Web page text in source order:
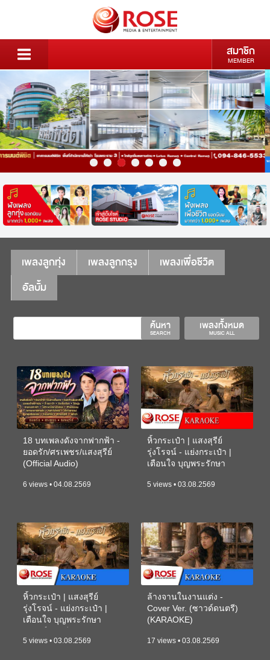
สมาชิก
MEMBER
เพลงลูกทุ่ง เพลงลูกกรุง
เพลงเพื่อชีวิต
อัลบั้ม
เพลงทั้งหมด
MUSIC ALL
ค้นหา
SEARCH
18 บทเพลงดังจากฟากฟ้า -
ยอดรัก/ศรเพชร/แสงสุรีย์
(Official Audio)
6 views • 04.08.2569
หิ้วกระเป๋า | แสงสุรีย์
รุ่งโรจน์ - แย่งกระเป๋า |
เตือนใจ บุญพระรักษา
5 views • 03.08.2569
หิ้วกระเป๋า | แสงสุรีย์
รุ่งโรจน์ - แย่งกระเป๋า |
เตือนใจ บุญพระรักษา
5 views • 03.08.2569
ล้างจานในงานแต่ง -
Cover Ver. (ซาวด์ดนตรี)
(KARAOKE)
17 views • 03.08.2569